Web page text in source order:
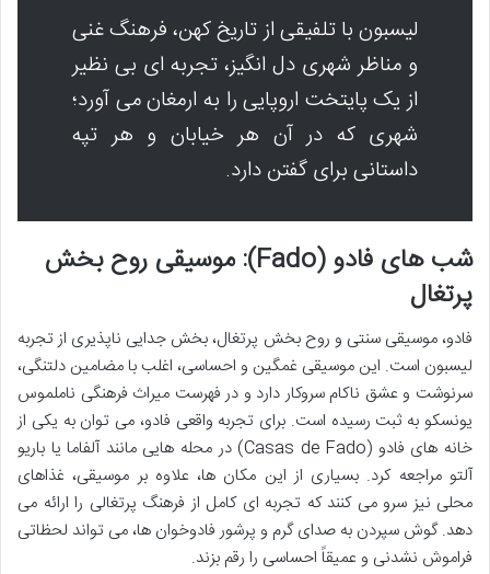
لیسبون با تلفیقی از تاریخ کهن، فرهنگ غنی
و مناظر شهری دل انگیز، تجربه ای بی نظیر
از یک پایتخت اروپایی را به ارمغان می آورد؛
شهری که در آن هر خیابان و هر تپه
داستانی برای گفتن دارد.
شب های فادو (Fado): موسیقی روح بخش
پرتغال
فادو، موسیقی سنتی و روح بخش پرتغال، بخش جدایی ناپذیری از تجربه
لیسبون است. این موسیقی غمگین و احساسی، اغلب با مضامین دلتنگی،
سرنوشت و عشق ناکام سروکار دارد و در فهرست میراث فرهنگی ناملموس
یونسکو به ثبت رسیده است. برای تجربه واقعی فادو، می توان به یکی از
خانه های فادو (Casas de Fado) در محله هایی مانند آلفاما یا باریو
آلتو مراجعه کرد. بسیاری از این مکان ها، علاوه بر موسیقی، غذاهای
محلی نیز سرو می کنند که تجربه ای کامل از فرهنگ پرتغالی را ارائه می
دهد. گوش سپردن به صدای گرم و پرشور فادوخوان ها، می تواند لحظاتی
فراموش نشدنی و عمیقاً احساسی را رقم بزند.